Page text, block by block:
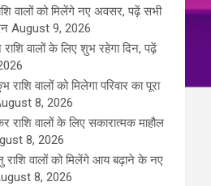
वालों को मिलेंगे नए अवसर, पढ़ें सभी
August 9, 2026
वालों के लिए शुभ रहेगा दिन, पढ़ें
वालों को मिलेगा परिवार का पूरा
8, 2026
वालों के लिए सकारात्मक माहौल
8, 2026
वालों को मिलेंगे आय बढ़ाने के नए
8, 2026